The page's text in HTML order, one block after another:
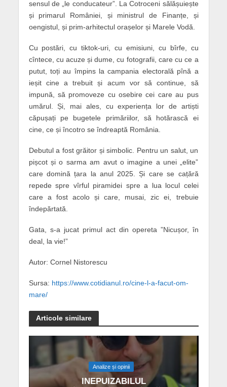
sensul de „le conducateur”. La Cotroceni sălășuiește
și primarul României, și ministrul de Finanțe, și
oengistul, și prim-arhitectul orașelor și Marele Vodă.
Cu postări, cu tiktok-uri, cu emisiuni, cu bîrfe, cu
cîntece, cu acuze și dume, cu fotografii, care cu ce a
putut, toți au împins la campania electorală pînă a
ieșit cine a trebuit și acum vor să continue, să
impună, să promoveze cu osebire cei care au pus
umărul. Și, mai ales, cu experiența lor de artiști
căpușați pe bugetele primăriilor, să hotărască ei
cine, ce și încotro se îndreaptă România.
Debutul a fost grăitor și simbolic. Pentru un salut, un
pișcot și o sarma am avut o imagine a unei „elite”
care domină țara la anul 2025. Și care se cațără
repede spre vîrful piramidei spre a lua locul celei
care a fost acolo și care, musai, zic ei, trebuie
îndepărtată.
Gata, s-a jucat primul act din opereta ”Nicușor, în
deal, la vie!”
Autor: Cornel Nistorescu
Sursa: https://www.cotidianul.ro/cine-l-a-facut-om-
mare/
Articole similare
Analize și opinii
INEPUIZABILUL